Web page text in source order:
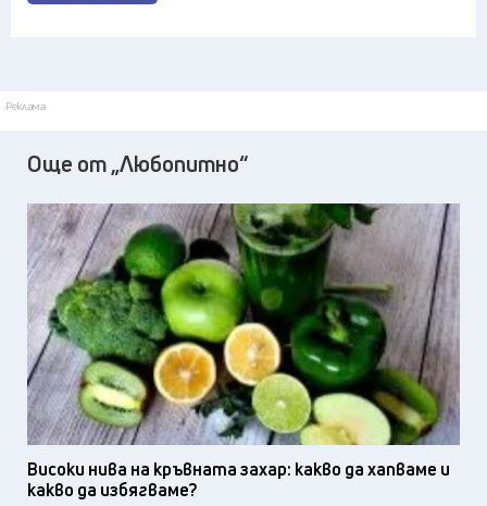
Реклама
Още от „Любопитно“
Високи нива на кръвната захар: какво да хапваме и
какво да избягваме?